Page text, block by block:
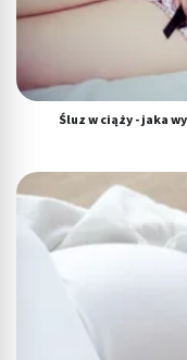
Śluz w ciąży - jaka
Identyfikowanie
aktywnie żądanych
Cele przetwarzania inne niż
Niezbędne
Reklama / śledzenie